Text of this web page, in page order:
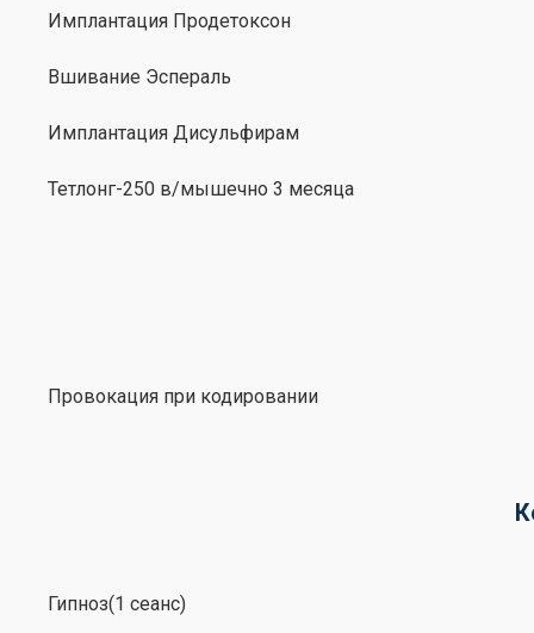
Имплантация Продетоксон
Вшивание Эспераль
Имплантация Дисульфирам
Тетлонг-250 в/мышечно 3 месяца
Провокация при кодировании
Гипноз(1 сеанс)